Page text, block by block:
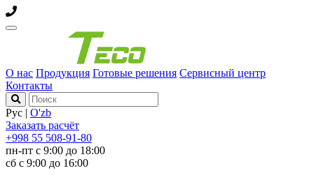
О нас Продукция Готовые решения Сервисный центр
Контакты
Рус | O'zb
Заказать расчёт
+998 55 508-91-80
пн-пт с 9:00 до 18:00
сб с 9:00 до 16:00